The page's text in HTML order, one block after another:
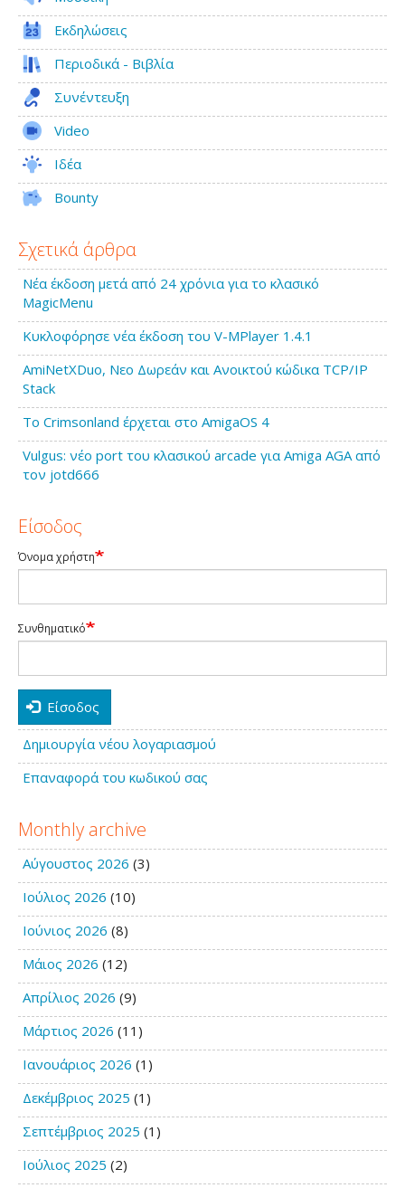
Εκδηλώσεις
Περιοδικά - Βιβλία
Συνέντευξη
Video
Ιδέα
Bounty
Σχετικά άρθρα
Νέα έκδοση μετά από 24 χρόνια για το κλασικό
MagicMenu
Κυκλοφόρησε νέα έκδοση του V-MPlayer 1.4.1
AmiNetXDuo, Νεο Δωρεάν και Ανοικτού κώδικα TCP/IP
Stack
Το Crimsonland έρχεται στο AmigaOS 4
Vulgus: νέο port του κλασικού arcade για Amiga AGA από
τον jotd666
Είσοδος
Όνομα χρήστη
Συνθηματικό
Είσοδος
Δημιουργία νέου λογαριασμού
Επαναφορά του κωδικού σας
Monthly archive
Αύγουστος 2026 (3)
Ιούλιος 2026 (10)
Ιούνιος 2026 (8)
Μάιος 2026 (12)
Απρίλιος 2026 (9)
Μάρτιος 2026 (11)
Ιανουάριος 2026 (1)
Δεκέμβριος 2025 (1)
Σεπτέμβριος 2025 (1)
Ιούλιος 2025 (2)